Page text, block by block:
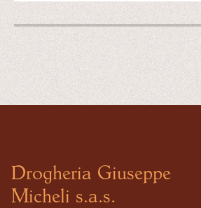
Drogheria Giuseppe
Micheli s.a.s.